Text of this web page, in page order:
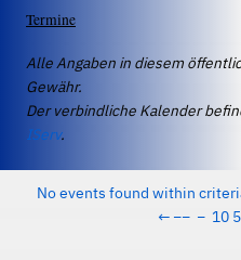
Termine
Alle Angaben in diesem
Gewähr.
Der verbindliche Kalender
IServ.
No events found within
← −− − 10